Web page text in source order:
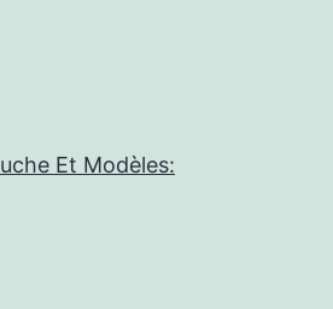
Et Modèles: